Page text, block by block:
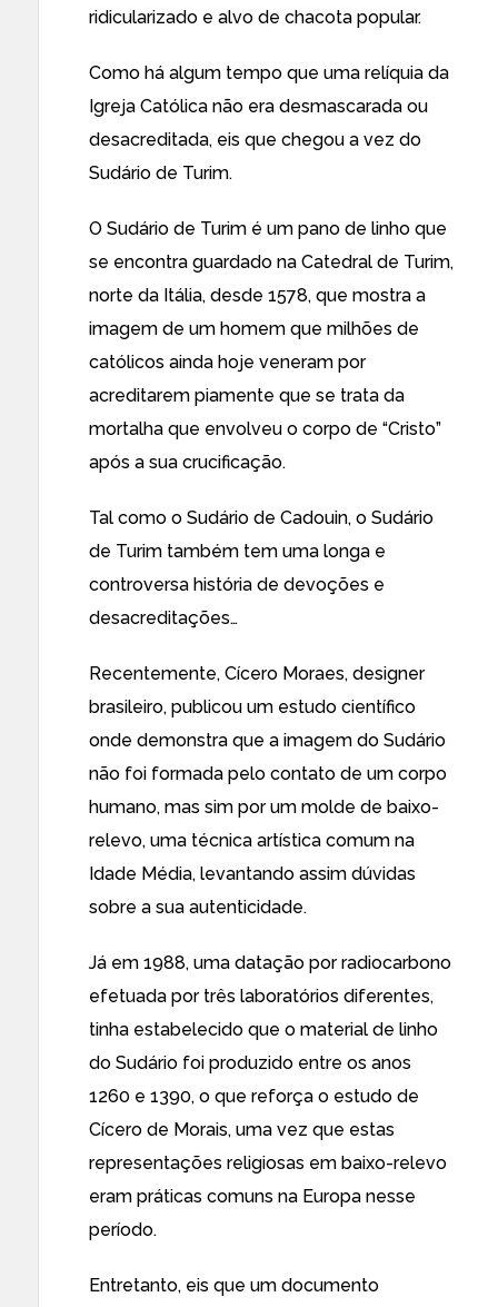
ridicularizado e alvo de chacota popular.
Como há algum tempo que uma relíquia da
Igreja Católica não era desmascarada ou
desacreditada, eis que chegou a vez do
Sudário de Turim.
O Sudário de Turim é um pano de linho que
se encontra guardado na Catedral de Turim,
norte da Itália, desde 1578, que mostra a
imagem de um homem que milhões de
católicos ainda hoje veneram por
acreditarem piamente que se trata da
mortalha que envolveu o corpo de “Cristo”
após a sua crucificação.
Tal como o Sudário de Cadouin, o Sudário
de Turim também tem uma longa e
controversa história de devoções e
desacreditações…
Recentemente, Cícero Moraes, designer
brasileiro, publicou um estudo científico
onde demonstra que a imagem do Sudário
não foi formada pelo contato de um corpo
humano, mas sim por um molde de baixo-
relevo, uma técnica artística comum na
Idade Média, levantando assim dúvidas
sobre a sua autenticidade.
Já em 1988, uma datação por radiocarbono
efetuada por três laboratórios diferentes,
tinha estabelecido que o material de linho
do Sudário foi produzido entre os anos
1260 e 1390, o que reforça o estudo de
Cícero de Morais, uma vez que estas
representações religiosas em baixo-relevo
eram práticas comuns na Europa nesse
período.
Entretanto, eis que um documento